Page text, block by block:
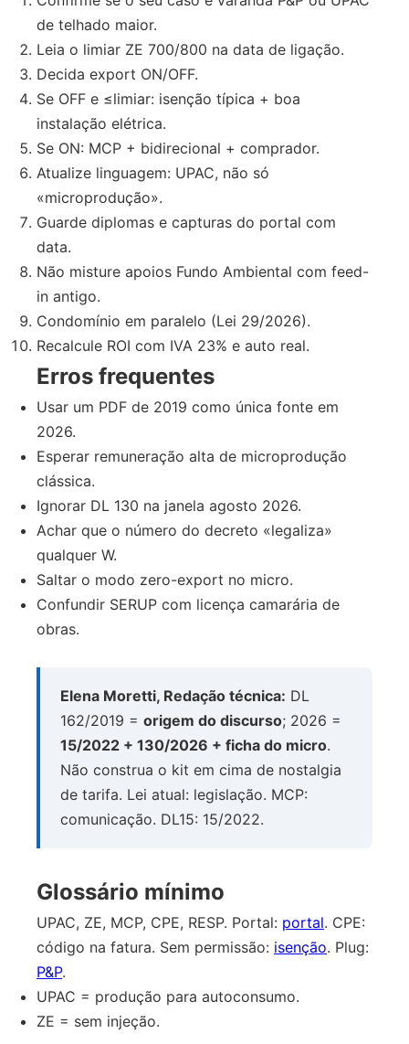
de telhado maior.
Leia o limiar ZE 700/800 na data de ligação.
Decida export ON/OFF.
Se OFF e ≤limiar: isenção típica + boa
instalação elétrica.
Se ON: MCP + bidirecional + comprador.
Atualize linguagem: UPAC, não só
«microprodução».
Guarde diplomas e capturas do portal com
data.
Não misture apoios Fundo Ambiental com feed-
in antigo.
Condomínio em paralelo (Lei 29/2026).
Recalcule ROI com IVA 23% e auto real.
Erros frequentes
Usar um PDF de 2019 como única fonte em
2026.
Esperar remuneração alta de microprodução
clássica.
Ignorar DL 130 na janela agosto 2026.
Achar que o número do decreto «legaliza»
qualquer W.
Saltar o modo zero-export no micro.
Confundir SERUP com licença camarária de
obras.
Elena Moretti, Redação técnica: DL
162/2019 = origem do discurso; 2026 =
15/2022 + 130/2026 + ficha do micro.
Não construa o kit em cima de nostalgia
de tarifa. Lei atual: legislação. MCP:
comunicação. DL15: 15/2022.
Glossário mínimo
UPAC, ZE, MCP, CPE, RESP. Portal: portal. CPE:
código na fatura. Sem permissão: isenção. Plug:
P&P.
UPAC = produção para autoconsumo.
ZE = sem injeção.